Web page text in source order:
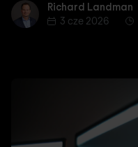
Richard Landman
Richard Landman
3 cze 2026